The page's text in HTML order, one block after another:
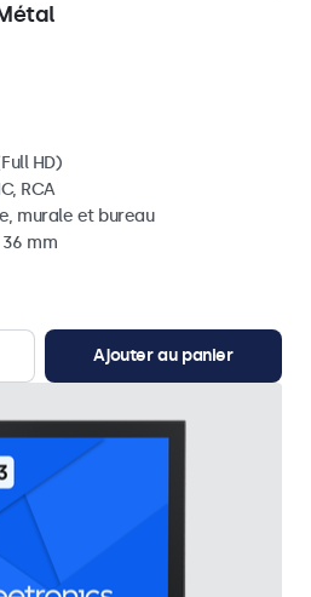
HD)
RCA
murale et bureau
36 mm
Ajouter au panier